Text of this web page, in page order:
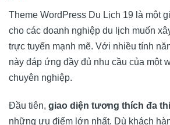
Theme WordPress Du Lịch 19 là một
cho các doanh nghiệp du lịch muốn
trực tuyến mạnh mẽ. Với nhiều tính
này đáp ứng đầy đủ nhu cầu của một
chuyên nghiệp.
Đầu tiên, giao diện tương thích đa
những ưu điểm lớn nhất. Dù khách